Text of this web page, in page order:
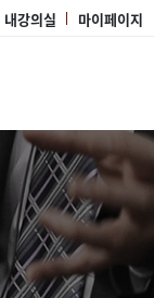
내강의실 마이페이지